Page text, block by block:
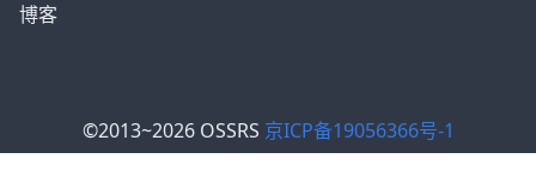
博客
©2013~2026 OSSRS 京ICP备19056366号-1